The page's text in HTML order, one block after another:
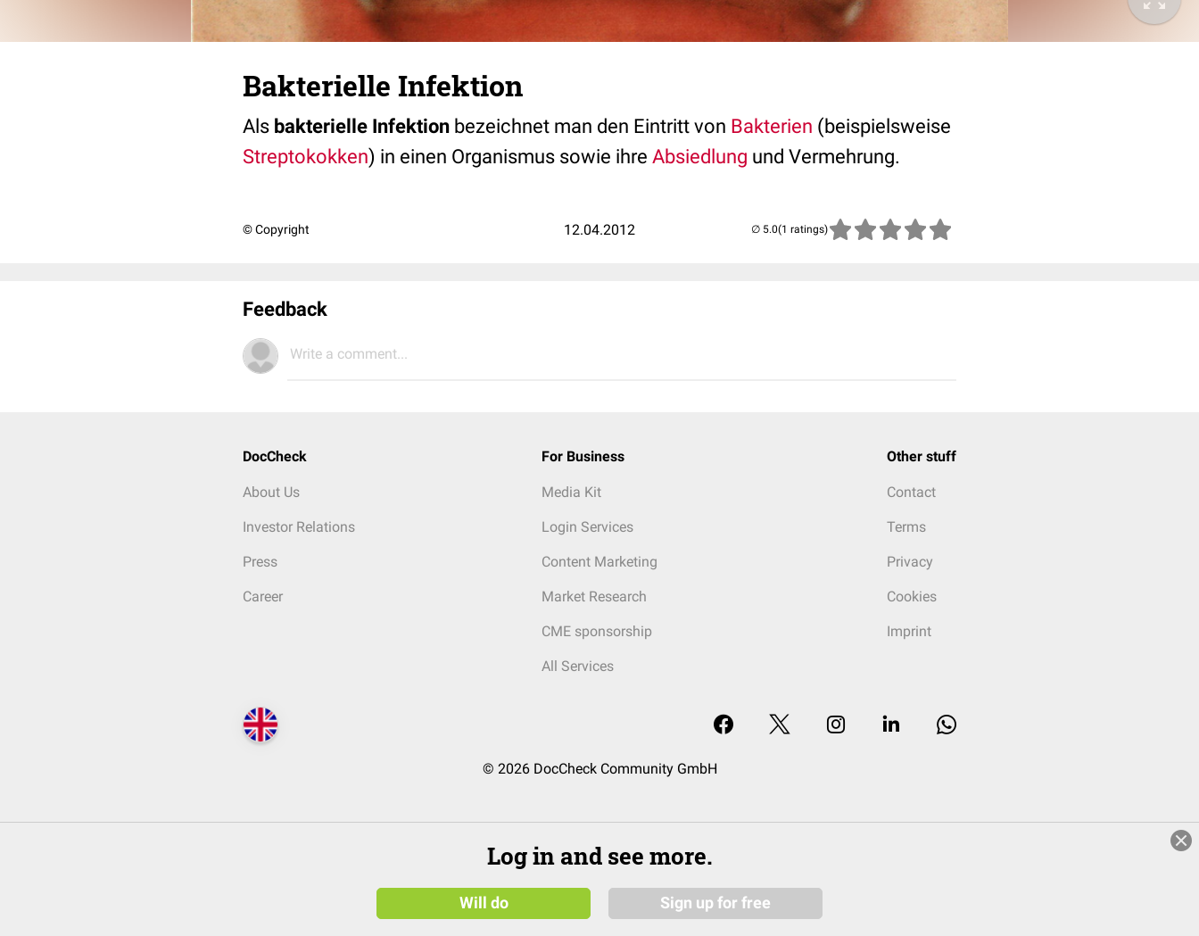
Bakterielle Infektion
Als bakterielle Infektion bezeichnet man den Eintritt von Bakterien (beispielsweise
Streptokokken) in einen Organismus sowie ihre Absiedlung und Vermehrung.
© Copyright 12.04.2012 (1 ratings)
Feedback
Write a comment...
DocCheck
About Us
Investor Relations
Press
Career
For Business
Media Kit
Login Services
Content Marketing
Market Research
CME sponsorship
All Services
Other stuff
Contact
Terms
Privacy
Cookies
Imprint
© 2026 DocCheck Community GmbH
Log in and see more.
Will do Sign up for free